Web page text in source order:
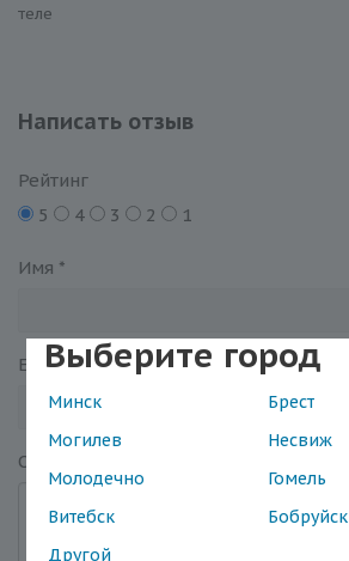
Выберите город
Минск
Брест
Могилев
Несвиж
Молодечно
Гомель
Витебск
Бобруйск
Другой
теле
Написать отзыв
Рейтинг
5
4 3 2 1
Имя *
Email*
Отзыв